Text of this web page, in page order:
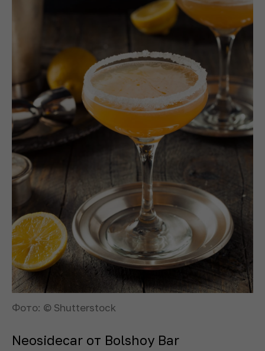
Фото: © Shutterstock
Neosidecar от Bolshoy Bar